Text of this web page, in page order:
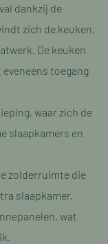
dankzij de
zich de keuken,
De keuken
toegang
waar zich de
slaapkamers en
zolderruimte die
slaapkamer.
wat